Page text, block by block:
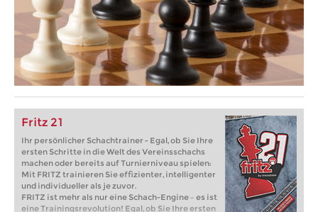
Fritz 21
Ihr persönlicher Schachtrainer - Egal, ob Sie Ihre
ersten Schritte in die Welt des Vereinsschachs
machen oder bereits auf Turnierniveau spielen:
Mit FRITZ trainieren Sie effizienter, intelligenter
und individueller als je zuvor.
FRITZ ist mehr als nur eine Schach-Engine – es ist
eine Trainingsrevolution! Egal, ob Sie Ihre ersten